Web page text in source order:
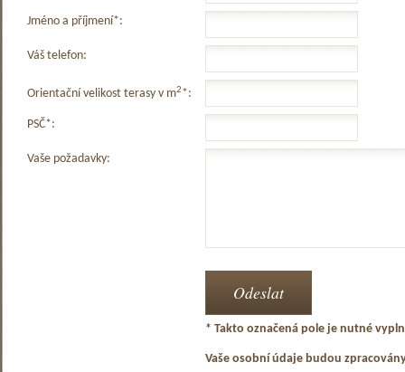
Jméno a příjmení*:
Váš telefon:
Orientační velikost terasy v m2*:
PSČ*:
Vaše požadavky:
* Takto označená pole je nutné
Vaše osobní údaje budou